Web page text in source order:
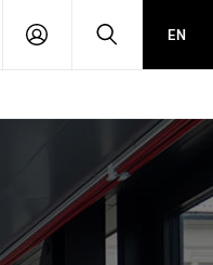
PŘIHLÁSIT HLEDATEN